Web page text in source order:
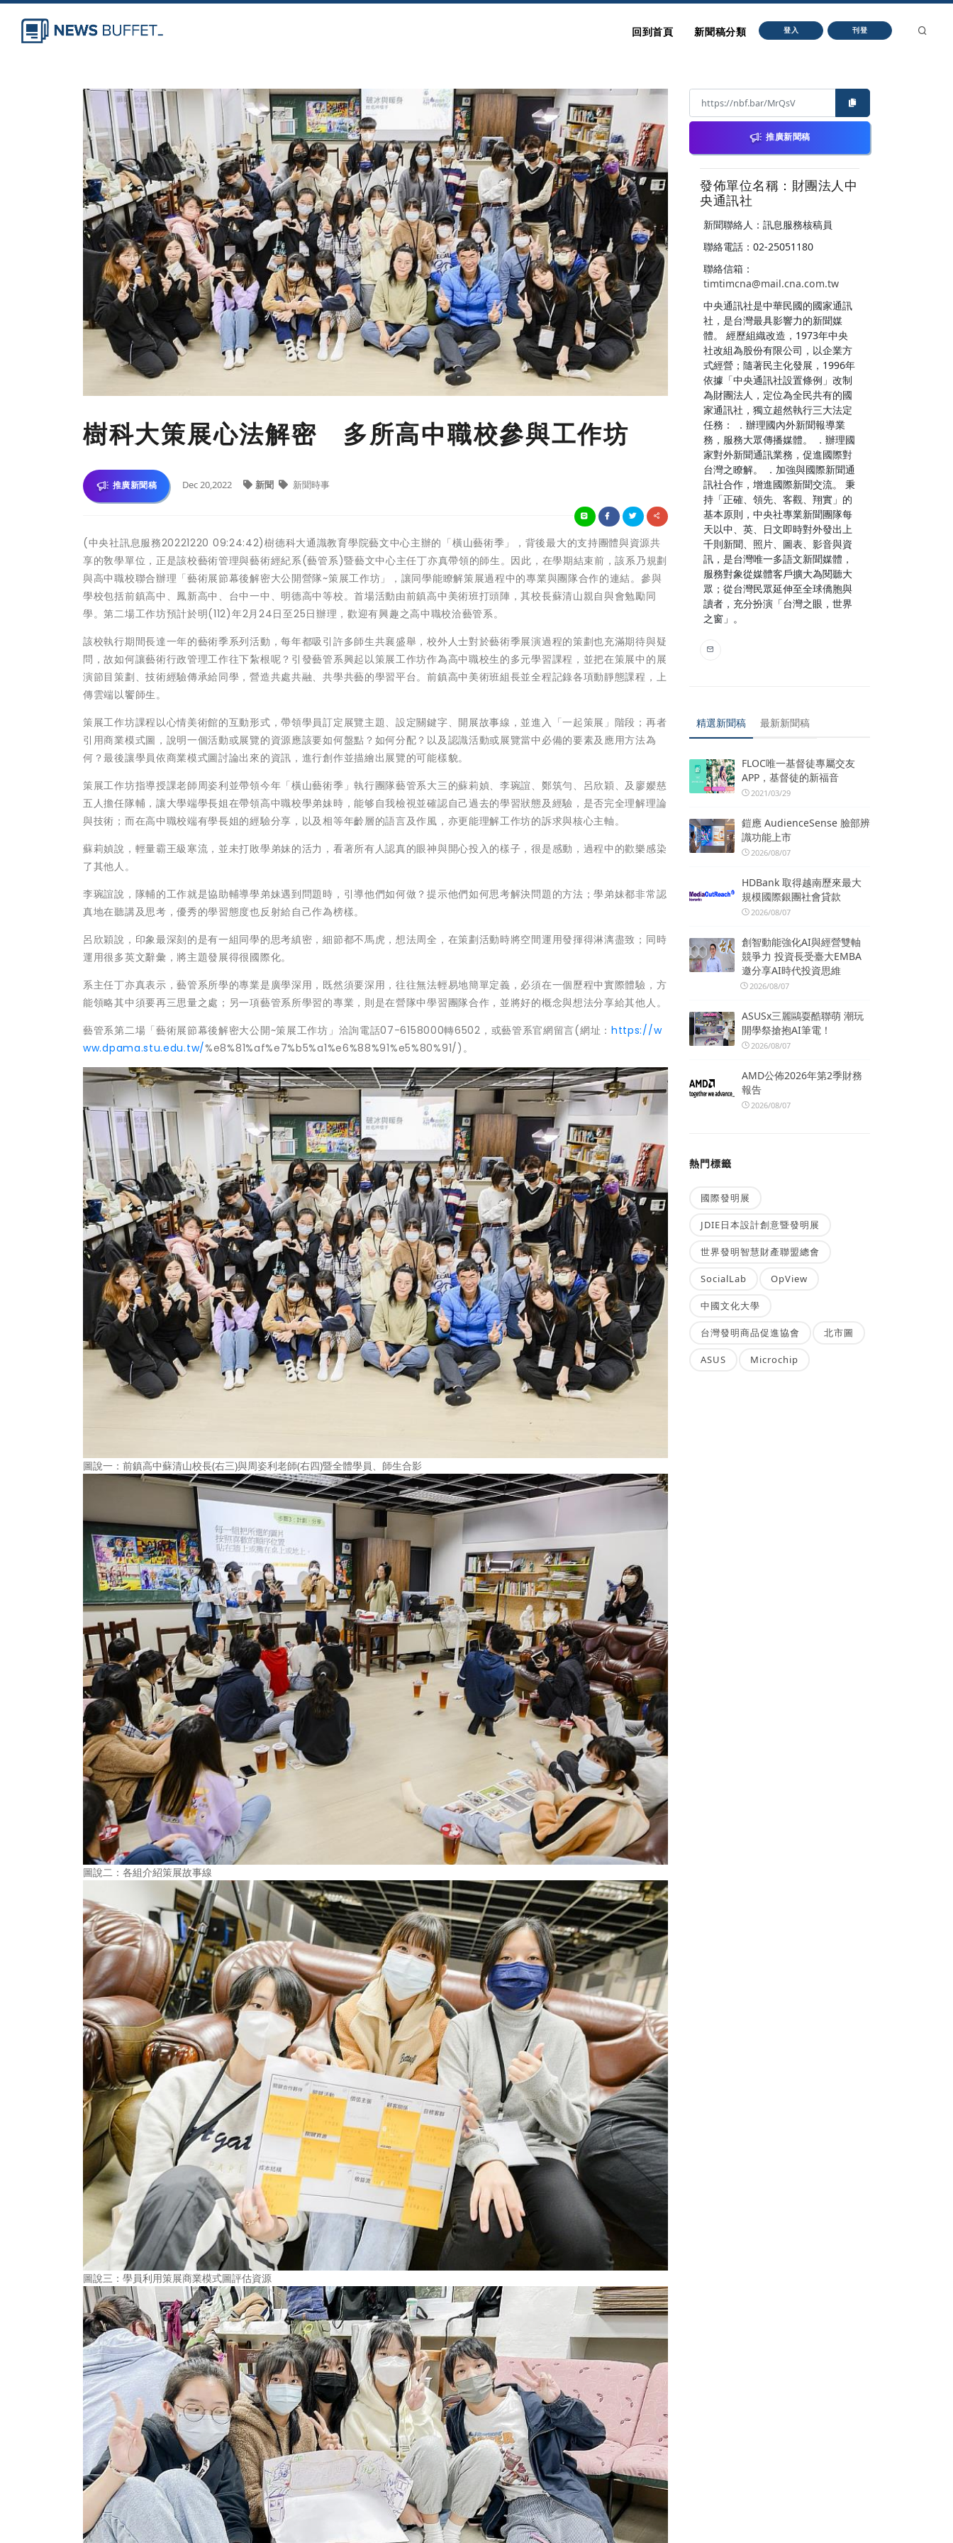
回到首頁 新聞稿分類 登入 刊登
樹科大策展心法解密 多所高中職校參與工作坊
推廣新聞稿 Dec 20,2022 新聞 新聞時事
(中央社訊息服務20221220 09:24:42)樹德科大通識教育學院藝文中心主辦的「橫山藝術季」，背後最大的支持團體與資源共
享的敎學單位，正是該校藝術管理與藝術經紀系(藝管系)暨藝文中心主任丁亦真帶領的師生。因此，在學期結束前，該系乃規劃
與高中職校聯合辦理「藝術展節幕後解密大公開營隊~策展工作坊」，讓同學能瞭解策展過程中的專業與團隊合作的連結。參與
學校包括前鎮高中、鳳新高中、台中一中、明德高中等校。首場活動由前鎮高中美術班打頭陣，其校長蘇清山親自與會勉勵同
學。第二場工作坊預計於明(112)年2月24日至25日辦理，歡迎有興趣之高中職校洽藝管系。
該校執行期間長達一年的藝術季系列活動，每年都吸引許多師生共襄盛舉，校外人士對於藝術季展演過程的策劃也充滿期待與疑
問，故如何讓藝術行政管理工作往下紮根呢？引發藝管系興起以策展工作坊作為高中職校生的多元學習課程，並把在策展中的展
演節目策劃、技術經驗傳承給同學，營造共處共融、共學共藝的學習平台。前鎮高中美術班組長並全程記錄各項動靜態課程，上
傳雲端以饗師生。
策展工作坊課程以心情美術館的互動形式，帶領學員訂定展覽主題、設定關鍵字、開展故事線，並進入「一起策展」階段；再者
引用商業模式圖，說明一個活動或展覽的資源應該要如何盤點？如何分配？以及認識活動或展覽當中必備的要素及應用方法為
何？最後讓學員依商業模式圖討論出來的資訊，進行創作並描繪出展覽的可能樣貌。
策展工作坊指導授課老師周姿利並帶領今年「橫山藝術季」執行團隊藝管系大三的蘇莉媜、李琬誼、鄭筑勻、呂欣穎、及廖孆慈
五人擔任隊輔，讓大學端學長姐在帶領高中職校學弟妹時，能够自我檢視並確認自己過去的學習狀態及經驗，是否完全理解理論
與技術；而在高中職校端有學長姐的經驗分享，以及相等年齡層的語言及作風，亦更能理解工作坊的訴求與核心主軸。
蘇莉媜說，輕量霸王級寒流，並未打敗學弟妹的活力，看著所有人認真的眼神與開心投入的樣子，很是感動，過程中的歡樂感染
了其他人。
李琬誼說，隊輔的工作就是協助輔導學弟妹遇到問題時，引導他們如何做？提示他們如何思考解決問題的方法；學弟妹都非常認
真地在聽講及思考，優秀的學習態度也反射給自己作為榜樣。
呂欣穎說，印象最深刻的是有一組同學的思考縝密，細節都不馬虎，想法周全，在策劃活動時將空間運用發揮得淋漓盡致；同時
運用很多英文辭彙，將主題發展得很國際化。
系主任丁亦真表示，藝管系所學的專業是廣學深用，既然須要深用，往往無法輕易地簡單定義，必須在一個歷程中實際體驗，方
能領略其中須要再三思量之處；另一項藝管系所學習的專業，則是在營隊中學習團隊合作，並將好的概念與想法分享給其他人。
藝管系第二場「藝術展節幕後解密大公開~策展工作坊」洽詢電話07-6158000轉6502，或藝管系官網留言(網址： https://w
ww.dpama.stu.edu.tw/%e8%81%af%e7%b5%a1%e6%88%91%e5%80%91/)。
圖說一：前鎮高中蘇清山校長(右三)與周姿利老師(右四)暨全體學員、師生合影
圖說二：各組介紹策展故事線
圖說三：學員利用策展商業模式圖評估資源
推廣新聞稿
發佈單位名稱：財團法人中
央通訊社
新聞聯絡人：訊息服務核稿員
聯絡電話：02-25051180
聯絡信箱：
timtimcna@mail.cna.com.tw
中央通訊社是中華民國的國家通訊
社，是台灣最具影響力的新聞媒
體。 經歷組織改造，1973年中央
社改組為股份有限公司，以企業方
式經營；隨著民主化發展，1996年
依據「中央通訊社設置條例」改制
為財團法人，定位為全民共有的國
家通訊社，獨立超然執行三大法定
任務： ．辦理國內外新聞報導業
務，服務大眾傳播媒體。 ．辦理國
家對外新聞通訊業務，促進國際對
台灣之瞭解。 ．加強與國際新聞通
訊社合作，增進國際新聞交流。 秉
持「正確、領先、客觀、翔實」的
基本原則，中央社專業新聞團隊每
天以中、英、日文即時對外發出上
千則新聞、照片、圖表、影音與資
訊，是台灣唯一多語文新聞媒體，
服務對象從媒體客戶擴大為閱聽大
眾；從台灣民眾延伸至全球僑胞與
讀者，充分扮演「台灣之眼，世界
之窗」。
精選新聞稿 最新新聞稿
FLOC唯一基督徒專屬交友
APP，基督徒的新福音
2021/03/29
鎧應 AudienceSense 臉部辨
識功能上市
2026/08/07
HDBank 取得越南歷來最大
規模國際銀團社會貸款
2026/08/07
創智動能強化AI與經營雙軸
競爭力 投資長受臺大EMBA
邀分享AI時代投資思維
2026/08/07
ASUSx三麗鷗耍酷聯萌 潮玩
開學祭搶抱AI筆電！
2026/08/07
AMD公佈2026年第2季財務
報告
2026/08/07
熱門標籤
國際發明展
JDIE日本設計創意暨發明展
世界發明智慧財產聯盟總會
SocialLab OpView
中國文化大學
台灣發明商品促進協會 北市圖
ASUS Microchip